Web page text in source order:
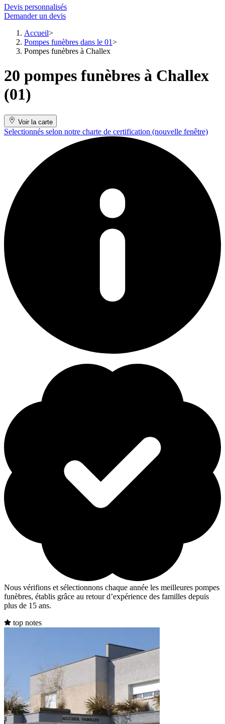
Devis personnalisés
Demander un devis
Accueil
Pompes funèbres dans le 01
Pompes funèbres à Challex
20 pompes funèbres à Challex
(01)
Voir la carte
Selectionnés selon notre charte de certification (nouvelle fenêtre)
Nous vérifions et sélectionnons chaque année les meilleures pompes
funèbres, établis grâce au retour d’expérience des familles depuis
plus de 15 ans.
top notes